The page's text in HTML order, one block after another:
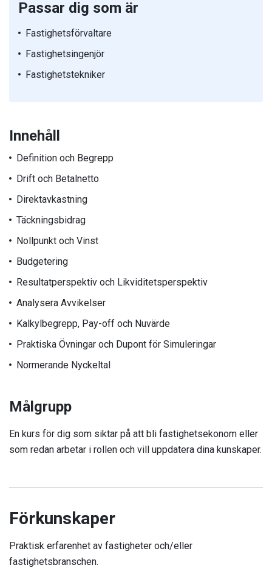
Passar dig som är
Fastighetsförvaltare
Fastighetsingenjör
Fastighetstekniker
Innehåll
Definition och Begrepp
Drift och Betalnetto
Direktavkastning
Täckningsbidrag
Nollpunkt och Vinst
Budgetering
Resultatperspektiv och Likviditetsperspektiv
Analysera Avvikelser
Kalkylbegrepp, Pay-off och Nuvärde
Praktiska Övningar och Dupont för Simuleringar
Normerande Nyckeltal
Målgrupp
En kurs för dig som siktar på att bli fastighetsekonom eller
som redan arbetar i rollen och vill uppdatera dina kunskaper.
Förkunskaper
Praktisk erfarenhet av fastigheter och/eller
fastighetsbranschen.